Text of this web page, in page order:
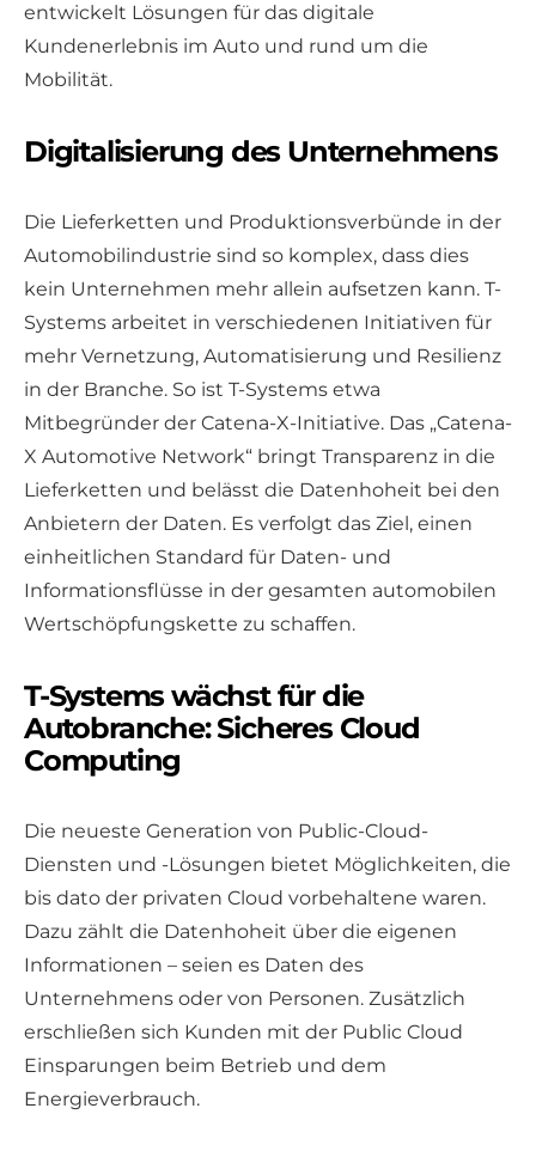
entwickelt Lösungen für das digitale
Kundenerlebnis im Auto und rund um die
Mobilität.
Digitalisierung des Unternehmens
Die Lieferketten und Produktionsverbünde in der
Automobilindustrie sind so komplex, dass dies
kein Unternehmen mehr allein aufsetzen kann. T-
Systems arbeitet in verschiedenen Initiativen für
mehr Vernetzung, Automatisierung und Resilienz
in der Branche. So ist T-Systems etwa
Mitbegründer der Catena-X-Initiative. Das „Catena-
X Automotive Network“ bringt Transparenz in die
Lieferketten und belässt die Datenhoheit bei den
Anbietern der Daten. Es verfolgt das Ziel, einen
einheitlichen Standard für Daten- und
Informationsflüsse in der gesamten automobilen
Wertschöpfungskette zu schaffen.
T-Systems wächst für die
Autobranche: Sicheres Cloud
Computing
Die neueste Generation von Public-Cloud-
Diensten und -Lösungen bietet Möglichkeiten, die
bis dato der privaten Cloud vorbehaltene waren.
Dazu zählt die Datenhoheit über die eigenen
Informationen – seien es Daten des
Unternehmens oder von Personen. Zusätzlich
erschließen sich Kunden mit der Public Cloud
Einsparungen beim Betrieb und dem
Energieverbrauch.